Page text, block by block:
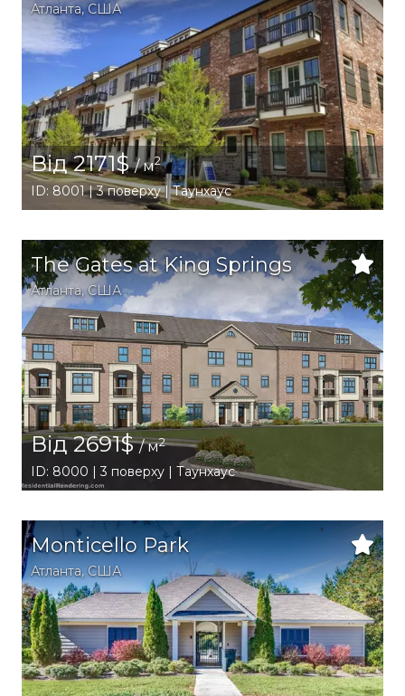
Атланта,США
Від 2171$/ м2
ID: 8001 | 3 поверху | Таунхаус
The Gates at King Springs
Атланта,США
Від 2691$/ м2
ID: 8000 | 3 поверху | Таунхаус
Monticello Park
Атланта, США